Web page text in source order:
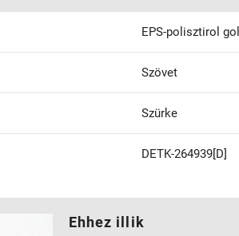
EPS-polisztirol
Szövet
Szürke
DETK-264939[D]
Ehhez illik